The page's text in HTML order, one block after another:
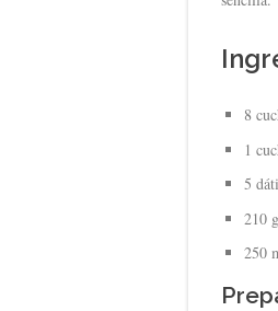
8
1
5
210
250